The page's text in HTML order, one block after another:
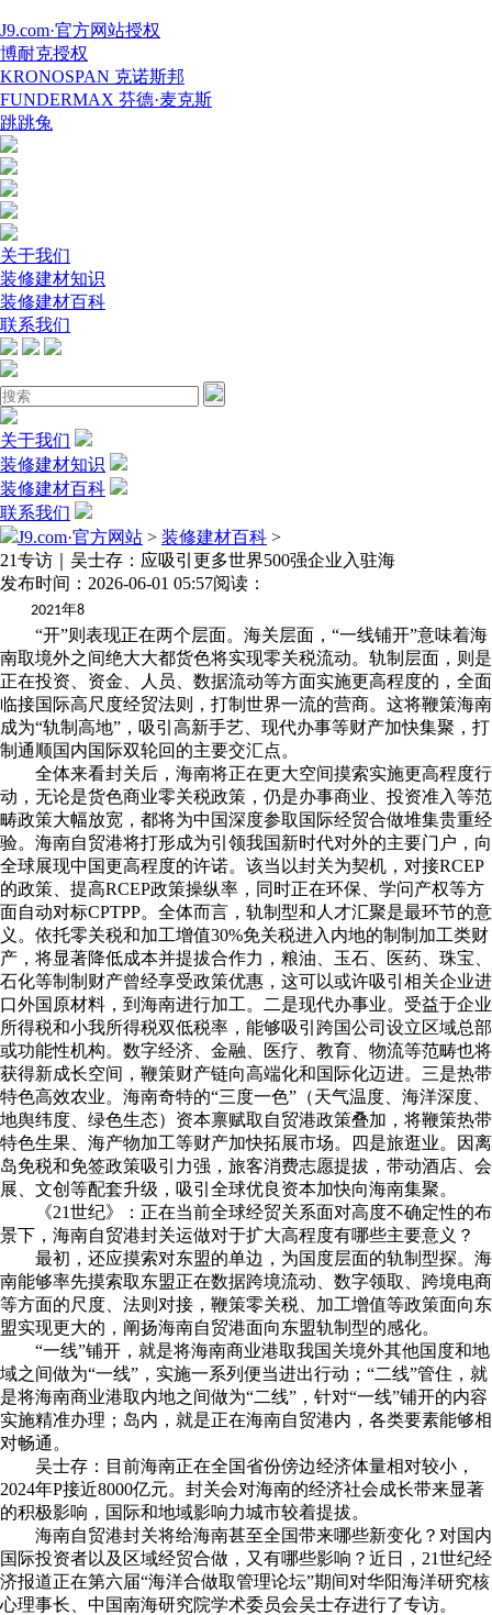
J9.com·官方网站授权
博耐克授权
KRONOSPAN 克诺斯邦
FUNDERMAX 芬德·麦克斯
跳跳兔
关于我们
装修建材知识
装修建材百科
联系我们
关于我们
装修建材知识
装修建材百科
联系我们
J9.com·官方网站 > 装修建材百科 >
21专访｜吴士存：应吸引更多世界500强企业入驻海
发布时间：2026-06-01 05:57阅读：
2021年8
“开”则表现正在两个层面。海关层面，“一线铺开”意味着海
南取境外之间绝大大都货色将实现零关税流动。轨制层面，则是
正在投资、资金、人员、数据流动等方面实施更高程度的，全面
临接国际高尺度经贸法则，打制世界一流的营商。这将鞭策海南
成为“轨制高地”，吸引高新手艺、现代办事等财产加快集聚，打
制通顺国内国际双轮回的主要交汇点。
全体来看封关后，海南将正在更大空间摸索实施更高程度行
动，无论是货色商业零关税政策，仍是办事商业、投资准入等范
畴政策大幅放宽，都将为中国深度参取国际经贸合做堆集贵重经
验。海南自贸港将打形成为引领我国新时代对外的主要门户，向
全球展现中国更高程度的许诺。该当以封关为契机，对接RCEP
的政策、提高RCEP政策操纵率，同时正在环保、学问产权等方
面自动对标CPTPP。全体而言，轨制型和人才汇聚是最环节的意
义。依托零关税和加工增值30%免关税进入内地的制制加工类财
产，将显著降低成本并提拔合作力，粮油、玉石、医药、珠宝、
石化等制制财产曾经享受政策优惠，这可以或许吸引相关企业进
口外国原材料，到海南进行加工。二是现代办事业。受益于企业
所得税和小我所得税双低税率，能够吸引跨国公司设立区域总部
或功能性机构。数字经济、金融、医疗、教育、物流等范畴也将
获得新成长空间，鞭策财产链向高端化和国际化迈进。三是热带
特色高效农业。海南奇特的“三度一色”（天气温度、海洋深度、
地舆纬度、绿色生态）资本禀赋取自贸港政策叠加，将鞭策热带
特色生果、海产物加工等财产加快拓展市场。四是旅逛业。因离
岛免税和免签政策吸引力强，旅客消费志愿提拔，带动酒店、会
展、文创等配套升级，吸引全球优良资本加快向海南集聚。
《21世纪》：正在当前全球经贸关系面对高度不确定性的布
景下，海南自贸港封关运做对于扩大高程度有哪些主要意义？
最初，还应摸索对东盟的单边，为国度层面的轨制型探。海
南能够率先摸索取东盟正在数据跨境流动、数字领取、跨境电商
等方面的尺度、法则对接，鞭策零关税、加工增值等政策面向东
盟实现更大的，阐扬海南自贸港面向东盟轨制型的感化。
“一线”铺开，就是将海南商业港取我国关境外其他国度和地
域之间做为“一线”，实施一系列便当进出行动；“二线”管住，就
是将海南商业港取内地之间做为“二线”，针对“一线”铺开的内容
实施精准办理；岛内，就是正在海南自贸港内，各类要素能够相
对畅通。
吴士存：目前海南正在全国省份傍边经济体量相对较小，
2024年P接近8000亿元。封关会对海南的经济社会成长带来显著
的积极影响，国际和地域影响力城市较着提拔。
海南自贸港封关将给海南甚至全国带来哪些新变化？对国内
国际投资者以及区域经贸合做，又有哪些影响？近日，21世纪经
济报道正在第六届“海洋合做取管理论坛”期间对华阳海洋研究核
心理事长、中国南海研究院学术委员会吴士存进行了专访。